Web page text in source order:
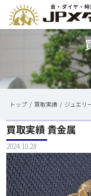
トップ 買取実績 ジュエリ
買取実績 貴金属
2024.10.28